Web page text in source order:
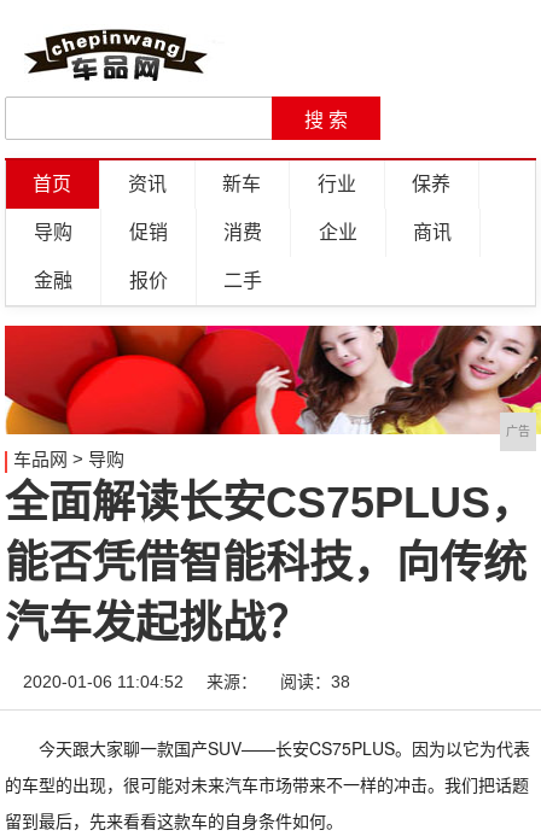
首页 资讯 新车 行业 保养
导购 促销 消费 企业 商讯
金融 报价 二手
广告
车品网 > 导购
全面解读长安CS75PLUS，
能否凭借智能科技，向传统
汽车发起挑战？
2020-01-06 11:04:52 来源： 阅读：38
今天跟大家聊一款国产SUV——长安CS75PLUS。因为以它为代表
的车型的出现，很可能对未来汽车市场带来不一样的冲击。我们把话题
留到最后，先来看看这款车的自身条件如何。